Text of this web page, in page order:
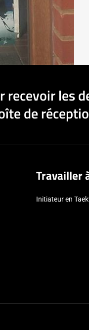
les
de
Travailler
Initiateur en